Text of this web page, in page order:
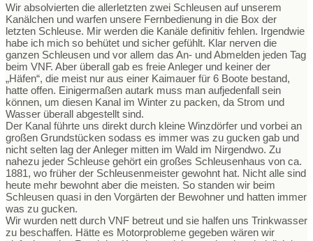
Wir absolvierten die allerletzten zwei Schleusen auf unserem
Kanälchen und warfen unsere Fernbedienung in die Box der
letzten Schleuse. Mir werden die Kanäle definitiv fehlen. Irgendwie
habe ich mich so behütet und sicher gefühlt. Klar nerven die
ganzen Schleusen und vor allem das An- und Abmelden jeden Tag
beim VNF. Aber überall gab es freie Anleger und keiner der
„Häfen“, die meist nur aus einer Kaimauer für 6 Boote bestand,
hatte offen. Einigermaßen autark muss man aufjedenfall sein
können, um diesen Kanal im Winter zu packen, da Strom und
Wasser überall abgestellt sind.
Der Kanal führte uns direkt durch kleine Winzdörfer und vorbei an
großen Grundstücken sodass es immer was zu gucken gab und
nicht selten lag der Anleger mitten im Wald im Nirgendwo. Zu
nahezu jeder Schleuse gehört ein großes Schleusenhaus von ca.
1881, wo früher der Schleusenmeister gewohnt hat. Nicht alle sind
heute mehr bewohnt aber die meisten. So standen wir beim
Schleusen quasi in den Vorgärten der Bewohner und hatten immer
was zu gucken.
Wir wurden nett durch VNF betreut und sie halfen uns Trinkwasser
zu beschaffen. Hätte es Motorprobleme gegeben wären wir